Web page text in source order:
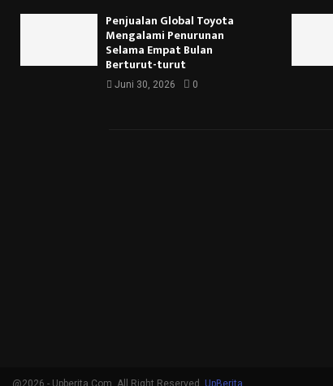
Penjualan Global Toyota
Mengalami Penurunan
Selama Empat Bulan
Berturut-turut
Juni 30, 2026 0